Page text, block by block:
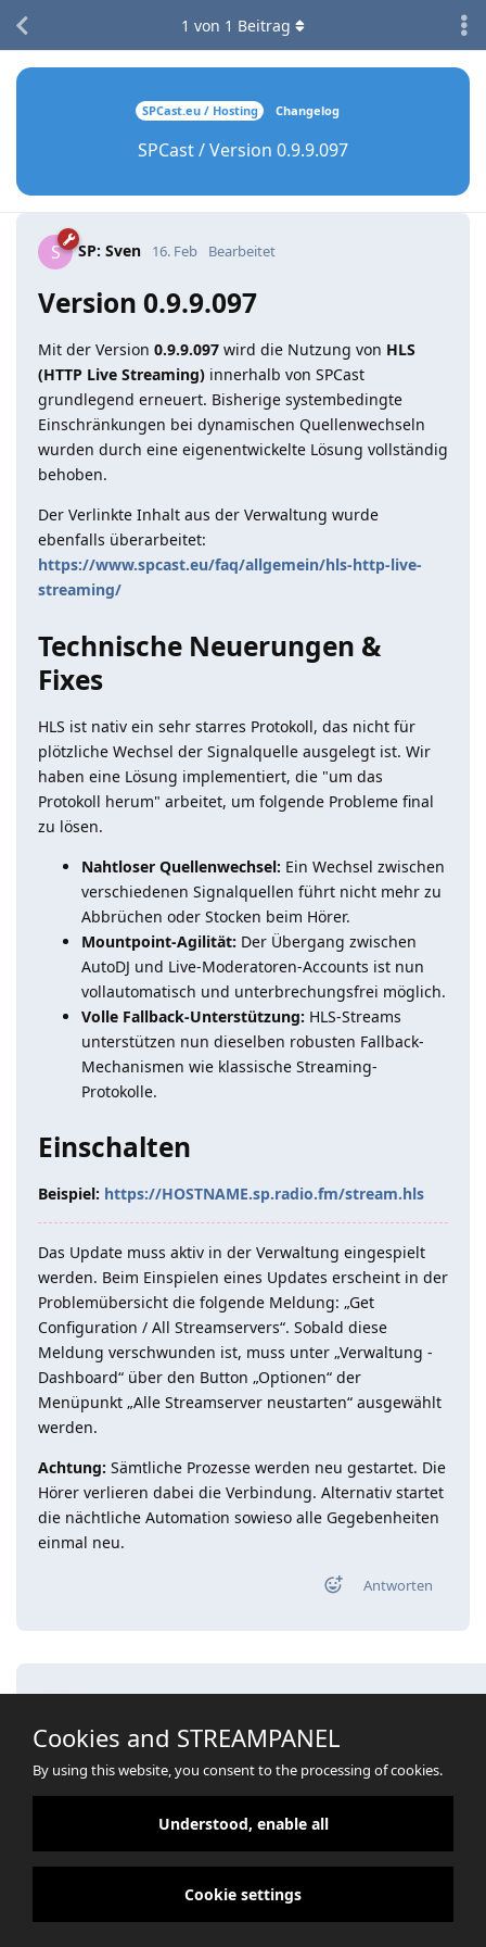
SPCast.eu / Hosting Changelog
SPCast / Version 0.9.9.097
1 von 1 Beitrag
S SP: Sven 16. Feb Bearbeitet
Version 0.9.9.097
Mit der Version 0.9.9.097 wird die Nutzung von HLS
(HTTP Live Streaming) innerhalb von SPCast
grundlegend erneuert. Bisherige systembedingte
Einschränkungen bei dynamischen Quellenwechseln
wurden durch eine eigenentwickelte Lösung vollständig
behoben.
Der Verlinkte Inhalt aus der Verwaltung wurde
ebenfalls überarbeitet:
https://www.spcast.eu/faq/allgemein/hls-http-live-
streaming/
Technische Neuerungen &
Fixes
HLS ist nativ ein sehr starres Protokoll, das nicht für
plötzliche Wechsel der Signalquelle ausgelegt ist. Wir
haben eine Lösung implementiert, die "um das
Protokoll herum" arbeitet, um folgende Probleme final
zu lösen.
Nahtloser Quellenwechsel: Ein Wechsel zwischen
verschiedenen Signalquellen führt nicht mehr zu
Abbrüchen oder Stocken beim Hörer.
Mountpoint-Agilität: Der Übergang zwischen
AutoDJ und Live-Moderatoren-Accounts ist nun
vollautomatisch und unterbrechungsfrei möglich.
Volle Fallback-Unterstützung: HLS-Streams
unterstützen nun dieselben robusten Fallback-
Mechanismen wie klassische Streaming-
Protokolle.
Einschalten
Beispiel: https://HOSTNAME.sp.radio.fm/stream.hls
Das Update muss aktiv in der Verwaltung eingespielt
werden. Beim Einspielen eines Updates erscheint in der
Problemübersicht die folgende Meldung: „Get
Configuration / All Streamservers“. Sobald diese
Meldung verschwunden ist, muss unter „Verwaltung -
Dashboard“ über den Button „Optionen“ der
Menüpunkt „Alle Streamserver neustarten“ ausgewählt
werden.
Achtung: Sämtliche Prozesse werden neu gestartet. Die
Hörer verlieren dabei die Verbindung. Alternativ startet
die nächtliche Automation sowieso alle Gegebenheiten
einmal neu.
Antworten
Cookies and STREAMPANEL
By using this website, you consent to the processing of cookies.
Understood, enable all
Cookie settings